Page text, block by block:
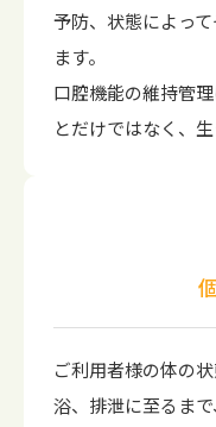
予防、状態によっ
ます。
口腔機能の維持管
とだけではなく、
ご利用者様の体の
浴、排泄に至るまで